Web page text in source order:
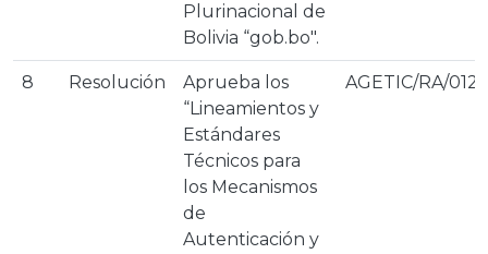
Plurinacional de
Bolivia “gob.bo".
8 Resolución
Aprueba los
“Lineamientos y
Estándares
Técnicos para
los Mecanismos
de
Autenticación y
AGETIC/RA/